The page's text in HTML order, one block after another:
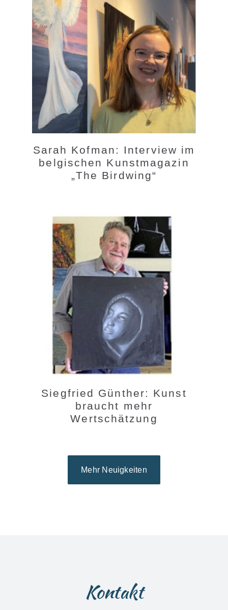
Sarah Kofman: Interview im
belgischen Kunstmagazin
„The Birdwing“
Siegfried Günther: Kunst
braucht mehr
Wertschätzung
Mehr Neuigkeiten
Kontakt